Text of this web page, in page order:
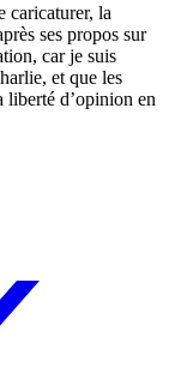
caricaturer, la
ses propos sur
car je suis
et que les
liberté d’opinion en